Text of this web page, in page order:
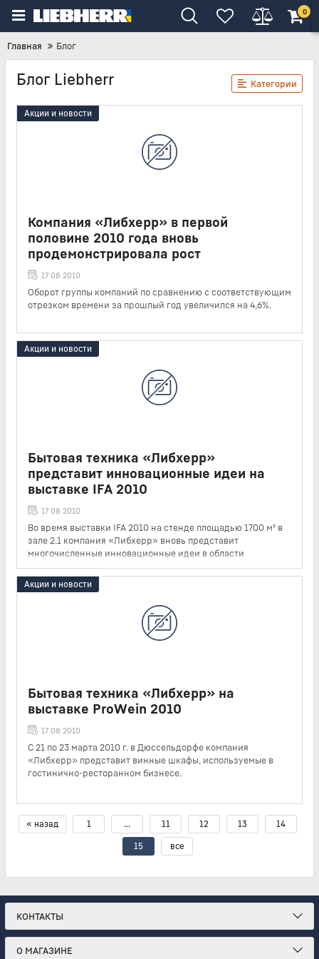
0
Главная Блог
Блог Liebherr Категории
Акции и новости
Компания «Либхерр» в первой
половине 2010 года вновь
продемонстрировала рост
17 08 2010
Оборот группы компаний по сравнению с соответствующим
отрезком времени за прошлый год увеличился на 4,6%.
Акции и новости
Бытовая техника «Либхерр»
представит инновационные идеи на
выставке IFA 2010
17 08 2010
Во время выставки IFA 2010 на стенде площадью 1700 м² в
зале 2.1 компания «Либхерр» вновь представит
многочисленные инновационные идеи в области
холодильной и морозильной техники для специалистов и
гостей выставки.
Акции и новости
Бытовая техника «Либхерр» на
выставке ProWein 2010
17 08 2010
С 21 по 23 марта 2010 г. в Дюссельдорфе компания
«Либхерр» представит винные шкафы, используемые в
гостинично-ресторанном бизнесе.
« назад 1 ... 11 12 13 14
15 все
КОНТАКТЫ
О МАГАЗИНЕ